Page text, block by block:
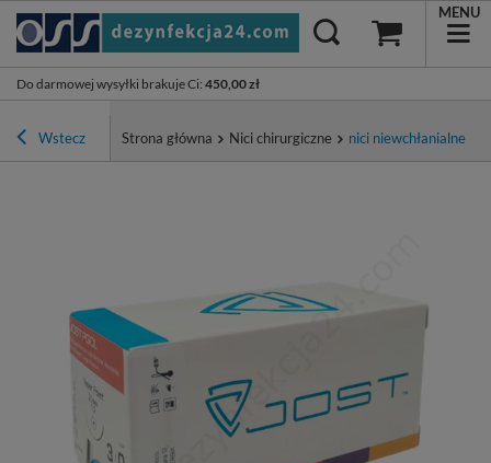
Do darmowej wysyłki brakuje Ci: 450,00 zł
MENU
Wstecz Strona główna Nici chirurgiczne nici niewchłanialne